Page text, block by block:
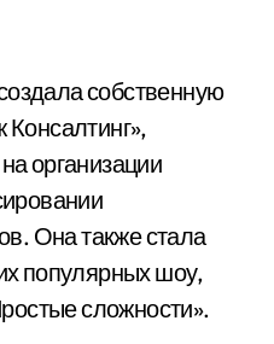
собственную
организации
Она также стала
популярных шоу,
сложности».